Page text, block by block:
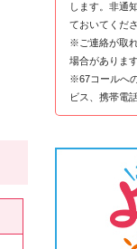
します。非通
ておいてくださ
※ご連絡が取
場合がありま
※67コールへ
ビス、携帯電